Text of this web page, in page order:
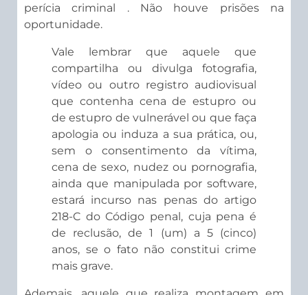
perícia criminal . Não houve prisões na
oportunidade.
Vale lembrar que aquele que
compartilha ou divulga fotografia,
vídeo ou outro registro audiovisual
que contenha cena de estupro ou
de estupro de vulnerável ou que faça
apologia ou induza a sua prática, ou,
sem o consentimento da vítima,
cena de sexo, nudez ou pornografia,
ainda que manipulada por software,
estará incurso nas penas do artigo
218-C do Código penal, cuja pena é
de reclusão, de 1 (um) a 5 (cinco)
anos, se o fato não constitui crime
mais grave.